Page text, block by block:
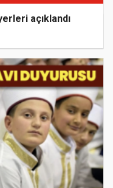
açıklandı